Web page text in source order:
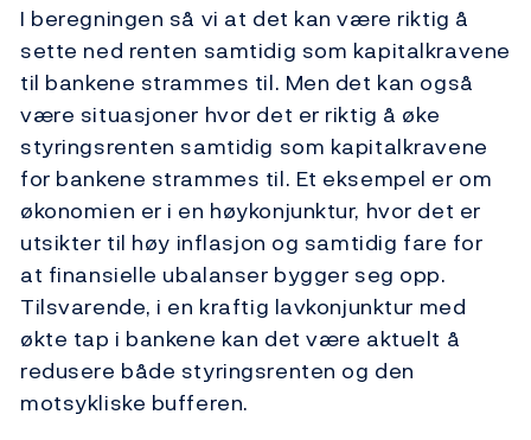
I beregningen så vi at det kan være riktig å
sette ned renten samtidig som kapitalkravene
til bankene strammes til. Men det kan også
være situasjoner hvor det er riktig å øke
styringsrenten samtidig som kapitalkravene
for bankene strammes til. Et eksempel er om
økonomien er i en høykonjunktur, hvor det er
utsikter til høy inflasjon og samtidig fare for
at finansielle ubalanser bygger seg opp.
Tilsvarende, i en kraftig lavkonjunktur med
økte tap i bankene kan det være aktuelt å
redusere både styringsrenten og den
motsykliske bufferen.